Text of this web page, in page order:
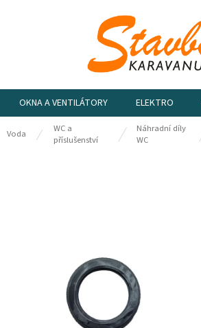
OKNA A VENTILÁTORY ELEKTRO
Voda
WC a
příslušenství
Náhradní díly
WC